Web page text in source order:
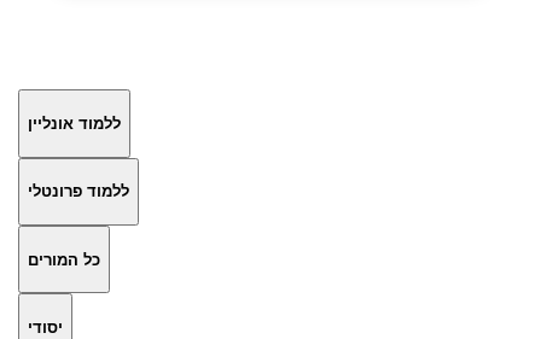
ללמוד אונליין
ללמוד פרונטלי
כל המורים
יסודי